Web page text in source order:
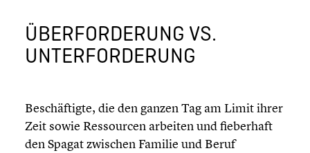
ÜBERFOR­DE­RUNG VS.
UNTER­FOR­DE­RUNG
Beschäf­tigte, die den ganzen Tag am Limit ihrer
Zeit sowie Ressour­cen arbeiten und fieber­haft
den Spagat zwischen Familie und Beruf